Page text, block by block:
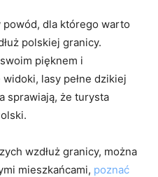
dla którego warto
polskiej granicy.
pięknem ⁢i
​lasy pełne dzikiej
sprawiają, że turysta
wzdłuż granicy, można
mieszkańcami,⁢ poznać